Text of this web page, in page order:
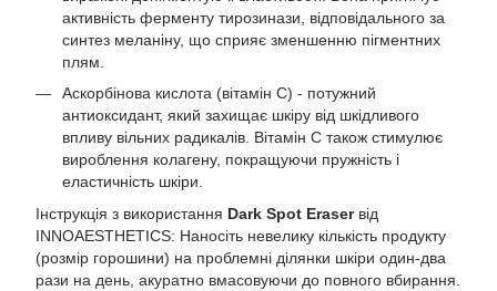
активність ферменту тирозинази, відповідального за
синтез меланіну, що сприяє зменшенню пігментних
плям.
Аскорбінова кислота (вітамін С) - потужний
антиоксидант, який захищає шкіру від шкідливого
впливу вільних радикалів. Вітамін С також стимулює
вироблення колагену, покращуючи пружність і
еластичність шкіри.
Інструкція з використання Dark Spot Eraserвід
INNOAESTHETICS: Наносіть невелику кількість продукту
(розмір горошини) на проблемні ділянки шкіри один-два
рази на день, акуратно вмасовуючи до повного вбирання.